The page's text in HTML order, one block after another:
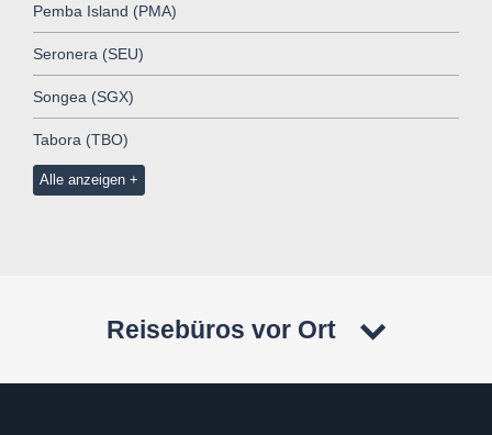
Pemba Island (PMA)
Seronera (SEU)
Songea (SGX)
Tabora (TBO)
Alle anzeigen
Reisebüros vor Ort